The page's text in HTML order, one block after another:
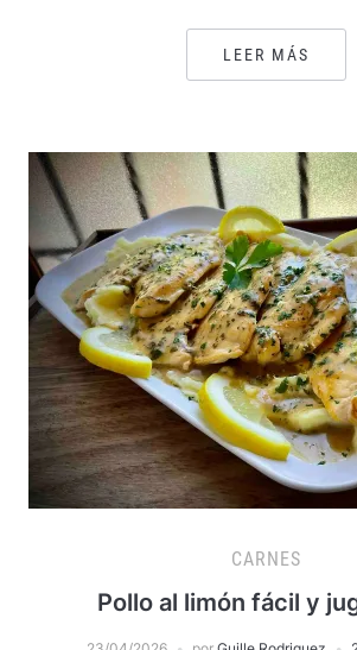
LEER MÁS
CARNES
Pollo al limón fácil y